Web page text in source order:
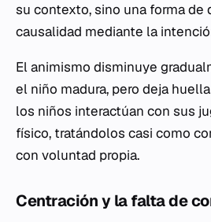
su contexto, sino una forma de
causalidad mediante la
El animismo disminuye
el niño madura, pero deja
los niños interactúan con sus
físico, tratándolos casi como
con voluntad propia.
Centración y la falta de